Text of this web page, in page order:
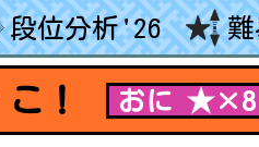
段位分析'26
！ おに ★×8